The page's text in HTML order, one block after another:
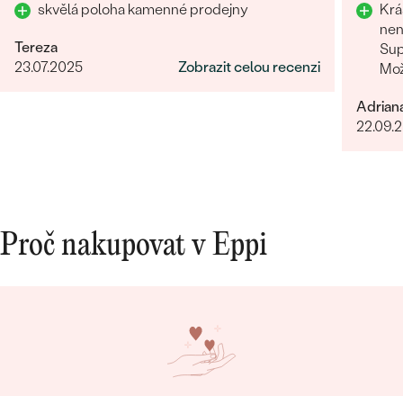
skvělá poloha kamenné prodejny
Tereza
23.07.2025
Zobrazit celou recenzi
Proč nakupovat v Eppi